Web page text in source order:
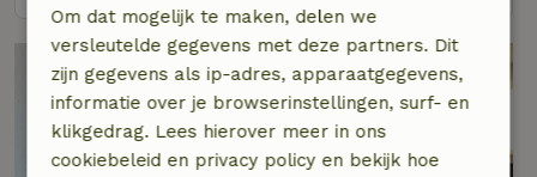
Om dat mogelijk te maken, delen we
versleutelde gegevens met deze partners. Dit
zijn gegevens als ip-adres, apparaatgegevens,
informatie over je browserinstellingen, surf- en
klikgedrag. Lees hierover meer in ons
cookiebeleid en privacy policy en bekijk hoe